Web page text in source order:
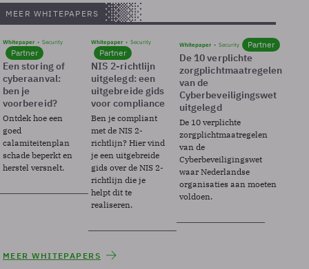
MEER WHITEPAPERS
Whitepaper Security
Partner
Een storing of
cyberaanval:
ben je
voorbereid?
Ontdek hoe een
goed
calamiteitenplan
schade beperkt en
herstel versnelt.
Whitepaper Security
Partner
NIS 2-richtlijn
uitgelegd: een
uitgebreide gids
voor compliance
Ben je compliant
met de NIS 2-
richtlijn? Hier vind
je een uitgebreide
gids over de NIS 2-
richtlijn die je
helpt dit te
realiseren.
Whitepaper Security Partner
De 10 verplichte
zorgplichtmaatregelen
van de
Cyberbeveiligingswet
uitgelegd
De 10 verplichte
zorgplichtmaatregelen
van de
Cyberbeveiligingswet
waar Nederlandse
organisaties aan moeten
voldoen.
MEER WHITEPAPERS